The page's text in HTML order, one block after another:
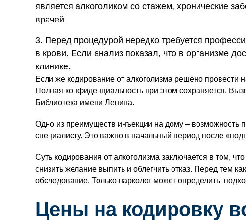
является алкоголиком со стажем, хронические
врачей.
Перед процедурой нередко требуется
в крови. Если анализ показал, что в организме
клинике.
Если же кодирование от алкоголизма решено провести
Полная конфиденциальность при этом сохраняется.
Библиотека имени Ленина.
Одно из преимуществ инъекции на дому – возможность
специалисту. Это важно в начальный период после
Суть кодирования от алкоголизма заключается в том,
снизить желание выпить и облегчить отказ. Перед тем
обследование. Только нарколог может определить,
Цены на кодировку